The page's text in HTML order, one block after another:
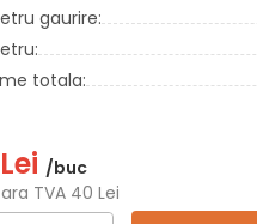
gaurire:
totala:
/buc
TVA 40 Lei